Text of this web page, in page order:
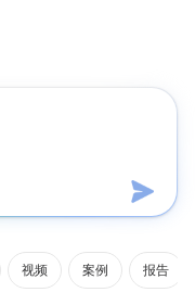
视频 案例 报告